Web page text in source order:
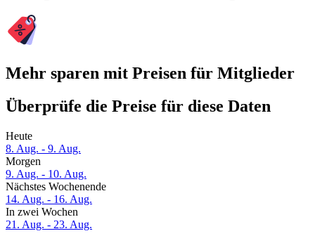
Mehr sparen mit Preisen für Mitglieder
Überprüfe die Preise für diese Daten
Heute
8. Aug. - 9. Aug.
Morgen
9. Aug. - 10. Aug.
Nächstes Wochenende
14. Aug. - 16. Aug.
In zwei Wochen
21. Aug. - 23. Aug.